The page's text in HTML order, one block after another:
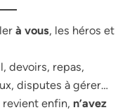
à vous, les héros et
devoirs, repas,
disputes à gérer…
enfin, n’avez